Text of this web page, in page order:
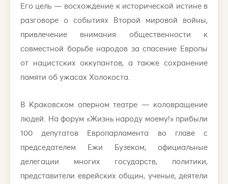
Его цель — восхождение к исторической истине в
разговоре о событиях Второй мировой войны,
привлечение внимания общественности к
совместной борьбе народов за спасение Европы
от нацистских оккупантов, а также сохранение
памяти об ужасах Холокоста.
В Краковском оперном театре — коловращение
людей. На форум «Жизнь народу моему!» прибыли
100 депутатов Европарламента во главе с
председателем Ежи Бузеком, официальные
делегации многих государств, политики,
представители еврейских общин, ученые, деятели